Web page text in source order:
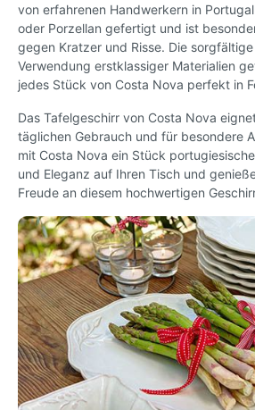
von erfahrenen Handwerkern in
oder Porzellan gefertigt und ist
gegen Kratzer und Risse. Die
Verwendung erstklassiger Materialien
jedes Stück von Costa Nova perfekt in
Das Tafelgeschirr von Costa Nova
täglichen Gebrauch und für besondere
mit Costa Nova ein Stück
und Eleganz auf Ihren Tisch und
Freude an diesem hochwertigen